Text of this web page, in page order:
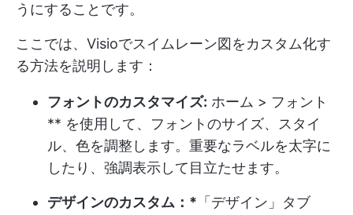
うにすることです。
ここでは、Visioでスイムレーン図をカスタム化す
る方法を説明します：
フォントのカスタマイズ: ホーム > フォント
** を使用して、フォントのサイズ、スタイ
ル、色を調整します。重要なラベルを太字に
したり、強調表示して目立たせます。
デザインのカスタム：* 「デザイン」タブ